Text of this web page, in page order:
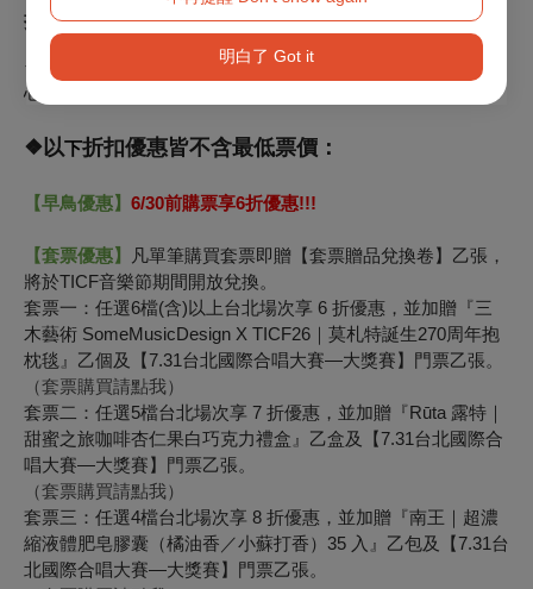
明白了 Got it
折扣方案
❖身心障礙人士及陪同者1名，購票5折
優待，入場時應出示身
心障礙手冊，陪同者與身障者需同時入場
❖以下折扣優惠皆不含最低票價：
【早鳥優惠】 6/30前購票享6折優惠!!!
【套票優惠】
凡單筆購買套票即贈【套票贈品兌換卷】乙張，
將於TICF音樂節期間開放兌換。
套票一：任選6檔(含)以上台北場次享 6 折優惠，並加贈『三
木藝術 SomeMusicDesign X TICF26｜莫札特誕生270周年抱
枕毯』乙個及【7.31台北國際合唱大賽—大獎賽】門票乙張。
（套票購買請點我）
套票二：任選5檔台北場次享 7 折優惠，並加贈『Rūta 露特｜
甜蜜之旅咖啡杏仁果白巧克力禮盒』乙盒及【7.31台北國際合
唱大賽—大獎賽】門票乙張。
（套票購買請點我）
套票三：任選4檔台北場次享 8 折優惠，並加贈『南王｜超濃
縮液體肥皂膠囊（橘油香／小蘇打香）35 入』乙包及【7.31台
北國際合唱大賽—大獎賽】門票乙張。